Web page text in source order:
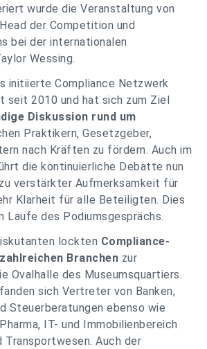
wurde die Veranstaltung von
der Competition und
bei der internationalen
Wessing.
initiierte Compliance Netzwerk
2010 und hat sich zum Ziel
Diskussion rund um
Praktikern, Gesetzgeber,
nach Kräften zu fördern. Auch im
die kontinuierliche Debatte nun
verstärkter Aufmerksamkeit für
Klarheit für alle Beteiligten. Dies
Laufe des Podiumsgesprächs.
lockten Compliance-
Branchen zur
Ovalhalle des Museumsquartiers.
sich Vertreter von Banken,
Steuerberatungen ebenso wie
IT- und Immobilienbereich
Transportwesen. Auch der